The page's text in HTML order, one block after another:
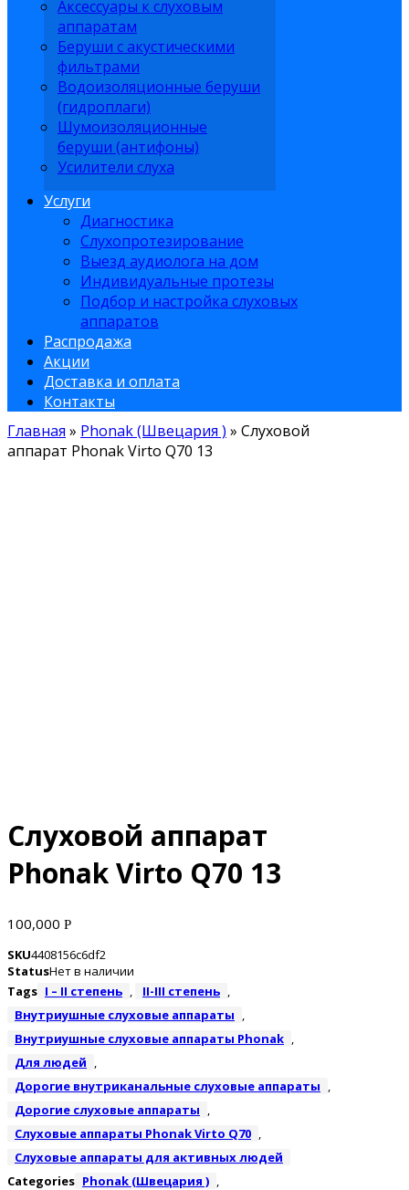
Аксессуары к слуховым
аппаратам
Беруши с акустическими
фильтрами
Водоизоляционные беруши
(гидроплаги)
Шумоизоляционные
беруши (антифоны)
Усилители слуха
Услуги
Диагностика
Слухопротезирование
Выезд аудиолога на дом
Индивидуальные протезы
Подбор и настройка слуховых
аппаратов
Распродажа
Акции
Доставка и оплата
Контакты
Главная » Phonak (Швецария ) » Слуховой
аппарат Phonak Virto Q70 13
Слуховой аппарат
Phonak Virto Q70 13
100,000 Р
SKU4408156c6df2
StatusНет в наличии
Tags I – II степень , II-III степень ,
Внутриушные слуховые аппараты ,
Внутриушные слуховые аппараты Phonak ,
Для людей ,
Дорогие внутриканальные слуховые аппараты ,
Дорогие слуховые аппараты ,
Слуховые аппараты Phonak Virto Q70 ,
Слуховые аппараты для активных людей
Categories Phonak (Швецария ) ,